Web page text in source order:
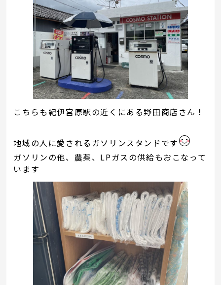
こちらも紀伊宮原駅の近くにある野田商店さん！
地域の人に愛されるガソリンスタンドです
ガソリンの他、農薬、LPガスの供給もおこなって
います